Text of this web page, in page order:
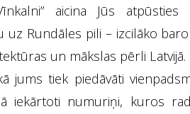
aicina Jūs atpūsties
uz Rundāles pili – izcilāko
un mākslas pērli Latvijā.
jums tiek piedāvāti
iekārtoti numuriņi, kuros